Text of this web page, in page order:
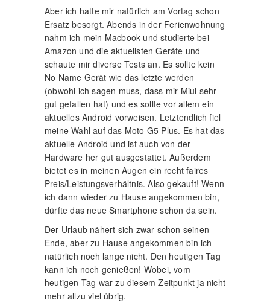
Aber ich hatte mir natürlich am Vortag schon
Ersatz besorgt. Abends in der Ferienwohnung
nahm ich mein Macbook und studierte bei
Amazon und die aktuellsten Geräte und
schaute mir diverse Tests an. Es sollte kein
No Name Gerät wie das letzte werden
(obwohl ich sagen muss, dass mir Miui sehr
gut gefallen hat) und es sollte vor allem ein
aktuelles Android vorweisen. Letztendlich fiel
meine Wahl auf das Moto G5 Plus. Es hat das
aktuelle Android und ist auch von der
Hardware her gut ausgestattet. Außerdem
bietet es in meinen Augen ein recht faires
Preis/Leistungsverhältnis. Also gekauft! Wenn
ich dann wieder zu Hause angekommen bin,
dürfte das neue Smartphone schon da sein.
Der Urlaub nähert sich zwar schon seinen
Ende, aber zu Hause angekommen bin ich
natürlich noch lange nicht. Den heutigen Tag
kann ich noch genießen! Wobei, vom
heutigen Tag war zu diesem Zeitpunkt ja nicht
mehr allzu viel übrig.